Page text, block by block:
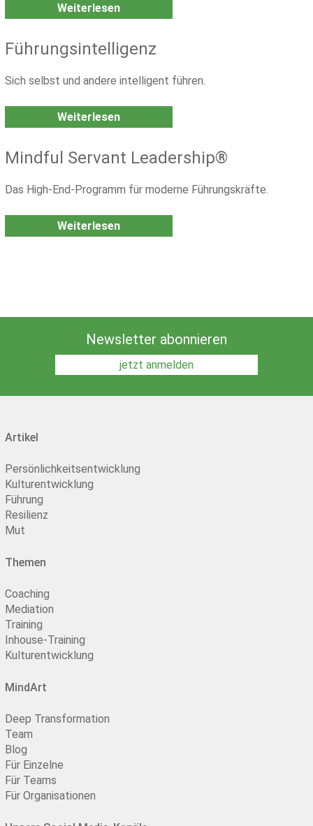
Weiterlesen
Führungsintelligenz
Sich selbst und andere intelligent führen.
Weiterlesen
Mindful Servant Leadership®
Das High-End-Programm für moderne Führungskräfte.
Weiterlesen
Newsletter abonnieren
jetzt anmelden
Artikel
Persönlichkeitsentwicklung
Kulturentwicklung
Führung
Resilienz
Mut
Themen
Coaching
Mediation
Training
Inhouse-Training
Kulturentwicklung
MindArt
Deep Transformation
Team
Blog
Für Einzelne
Für Teams
Für Organisationen